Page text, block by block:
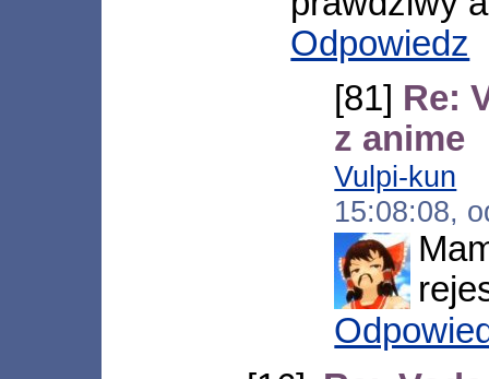
Odpowiedz
[81] Re:
z anime
Vulpi-kun
15:08:08,